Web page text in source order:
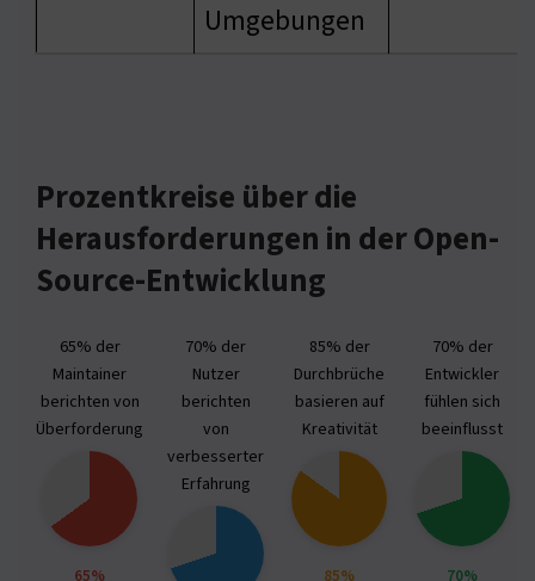
Umgebungen
Prozentkreise über die
Herausforderungen in der Open-
Source-Entwicklung
65% der
Maintainer
berichten von
Überforderung
70% der
Nutzer
berichten
von
verbesserter
Erfahrung
85% der
Durchbrüche
basieren auf
Kreativität
70% der
Entwickler
fühlen sich
beeinflusst